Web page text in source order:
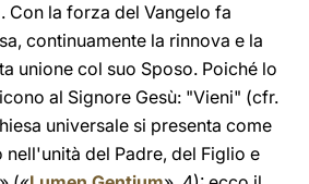
Con la forza del Vangelo fa
continuamente la rinnova e la
unione col suo Sposo. Poiché lo
al Signore Gesù: "Vieni" (cfr.
universale si presenta come
del Padre, del Figlio e